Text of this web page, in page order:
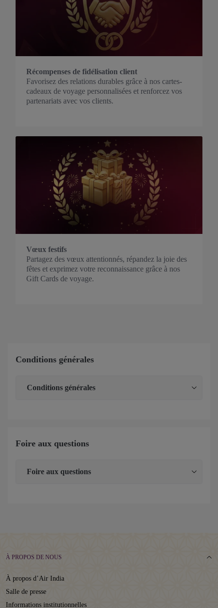
Récompenses de fidélisation client
Favorisez des relations durables grâce à nos cartes-
cadeaux de voyage personnalisées et renforcez vos
partenariats avec vos clients.
Vœux festifs
Partagez des vœux attentionnés, répandez la joie des
fêtes et exprimez votre reconnaissance grâce à nos
Gift Cards de voyage.
Conditions générales
Conditions générales
Foire aux questions
Foire aux questions
À PROPOS DE NOUS
À propos d’Air India
Salle de presse
Informations institutionnelles